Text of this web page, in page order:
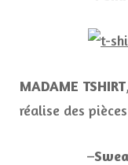
MADAME TSHIRT
réalise des
–